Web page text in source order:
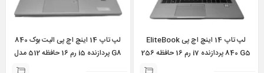
لپ تاپ 14 اینچ اچ پی EliteBook
840 G5 پردازنده i7 رم 16 حافظه 256
مدل Hp EliteBook 840 g5 i7 8th
لپ تاپ 14 اینچ اچ پی الیت بوک 840
G8 پردازنده i5 رم 16 حافظه 512 مدل
Hp EliteBook 840 g8 i5 11th